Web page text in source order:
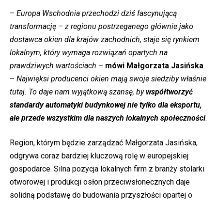
– Europa Wschodnia przechodzi dziś fascynującą
transformację – z regionu postrzeganego głównie jako
dostawca okien dla krajów zachodnich, staje się rynkiem
lokalnym, który wymaga rozwiązań opartych na
prawdziwych wartościach – mówi Małgorzata Jasińska.
– Najwięksi producenci okien mają swoje siedziby właśnie
tutaj. To daje nam wyjątkową szansę, by współtworzyć
standardy automatyki budynkowej nie tylko dla eksportu,
ale przede wszystkim dla naszych lokalnych społeczności.
Region, którym będzie zarządzać Małgorzata Jasińska,
odgrywa coraz bardziej kluczową rolę w europejskiej
gospodarce. Silna pozycja lokalnych firm z branży stolarki
otworowej i produkcji osłon przeciwsłonecznych daje
solidną podstawę do budowania przyszłości opartej o